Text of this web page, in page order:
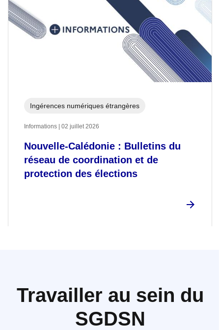
Nouvelle-Calédonie : Bulletins du
réseau de coordination et de
protection des élections
Ingérences numériques étrangères
Informations | 02 juillet 2026
Travailler au sein du
SGDSN